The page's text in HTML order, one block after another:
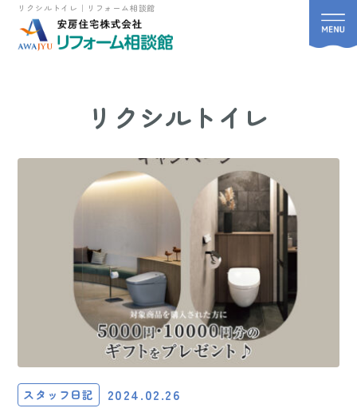
リクシルトイレ｜リフォーム相談館
リクシルトイレ
スタッフ日記 2024.02.26